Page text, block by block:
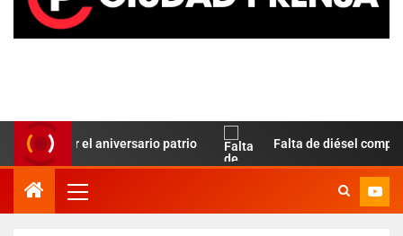
por el aniversario patrio Falta de diésel complica el